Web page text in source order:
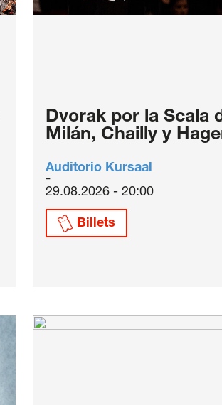
Dvorak por la Scala
Milán, Chailly y
Auditorio Kursaal
29.08.2026 - 20:00
Billets